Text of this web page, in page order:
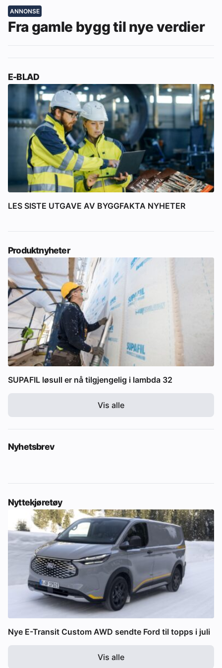
ANNONSE
Fra gamle bygg til nye verdier
E-BLAD
LES SISTE UTGAVE AV BYGGFAKTA NYHETER
Produktnyheter
SUPAFIL løsull er nå tilgjengelig i lambda 32
Vis alle
Nyhetsbrev
Nyttekjøretøy
Nye E-Transit Custom AWD sendte Ford til topps i juli
Vis alle